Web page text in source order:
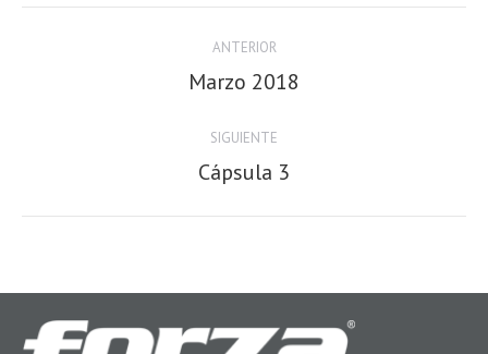
publicaciones
ANTERIOR
Publicación
Marzo 2018
SIGUIENTE
Publicación
Cápsula 3